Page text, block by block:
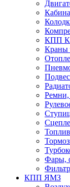
КПП
Краны
Ремни,
Фары,
КПП ЯМЗ